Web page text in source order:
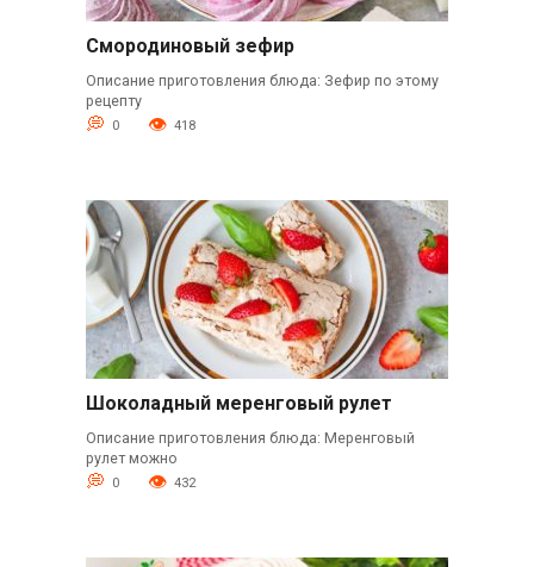
Смородиновый зефир
Описание приготовления блюда: Зефир по этому
рецепту
0 418
Шоколадный меренговый рулет
Описание приготовления блюда: Меренговый
рулет можно
0 432